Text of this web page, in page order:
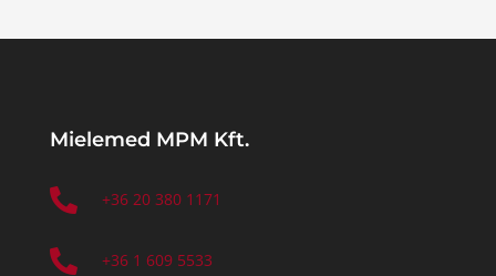
Mielemed MPM Kft.
 +36 20 380 1171
 +36 1 609 5533